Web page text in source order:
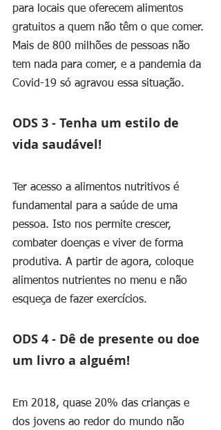
para locais que oferecem alimentos
gratuitos a quem não têm o que comer.
Mais de 800 milhões de pessoas não
tem nada para comer, e a pandemia da
Covid-19 só agravou essa situação.
ODS 3 - Tenha um estilo de
vida saudável!
Ter acesso a alimentos nutritivos é
fundamental para a saúde de uma
pessoa. Isto nos permite crescer,
combater doenças e viver de forma
produtiva. A partir de agora, coloque
alimentos nutrientes no menu e não
esqueça de fazer exercícios.
ODS 4 - Dê de presente ou doe
um livro a alguém!
Em 2018, quase 20% das crianças e
dos jovens ao redor do mundo não